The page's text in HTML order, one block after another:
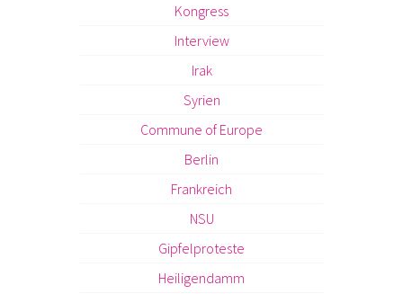
Kongress
Interview
Irak
Syrien
Commune of Europe
Berlin
Frankreich
NSU
Gipfelproteste
Heiligendamm